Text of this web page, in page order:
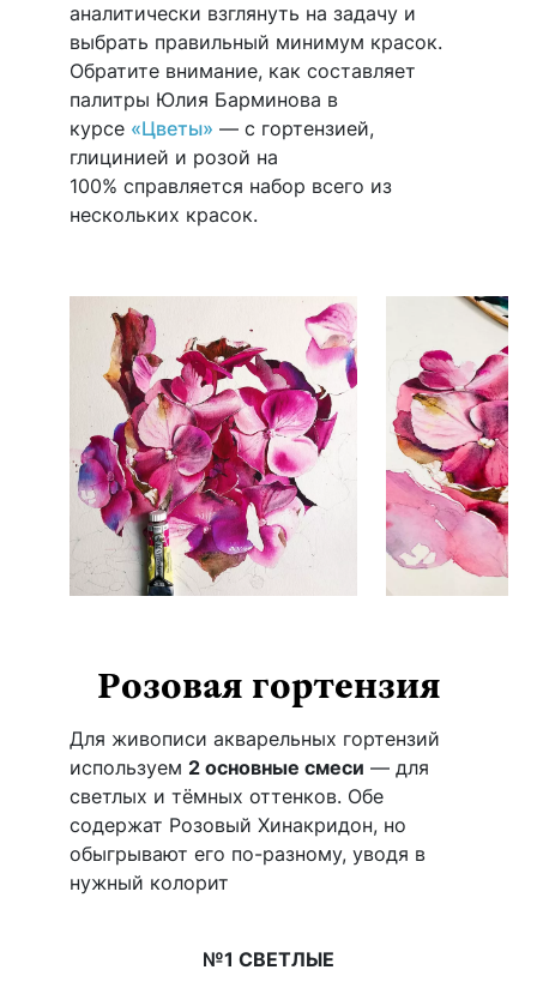
аналитически взглянуть на задачу и
выбрать правильный минимум красок.
Обратите внимание, как составляет
палитры Юлия Барминова в
курсе «Цветы» — с гортензией,
глицинией и розой на
100% справляется набор всего из
нескольких красок.
Розовая гортензия
Для живописи акварельных гортензий
используем 2 основные смеси — для
светлых и тёмных оттенков. Обе
содержат Розовый Хинакридон, но
обыгрывают его по-разному, уводя в
нужный колорит
№1 СВЕТЛЫЕ